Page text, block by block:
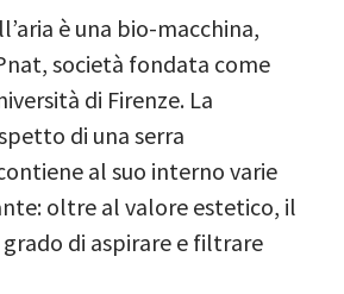
è una bio-macchina,
società fondata come
di Firenze. La
di una serra
al suo interno varie
oltre al valore estetico, il
di aspirare e filtrare